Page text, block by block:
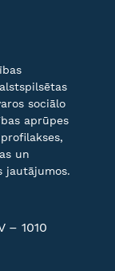
sociālo
aprūpes
un
jautājumos.
– 1010